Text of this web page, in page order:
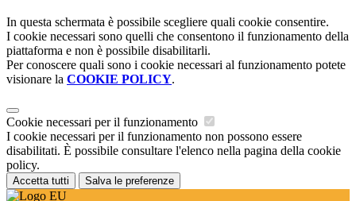
In questa schermata è possibile scegliere quali cookie consentire.
I cookie necessari sono quelli che consentono il funzionamento della
piattaforma e non è possibile disabilitarli.
Per conoscere quali sono i cookie necessari al funzionamento potete
visionare la COOKIE POLICY.
Cookie necessari per il funzionamento
I cookie necessari per il funzionamento non possono essere
disabilitati. È possibile consultare l'elenco nella pagina della cookie
policy.
Accetta tutti Salva le preferenze